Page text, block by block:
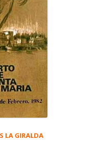
LA GIRALDA